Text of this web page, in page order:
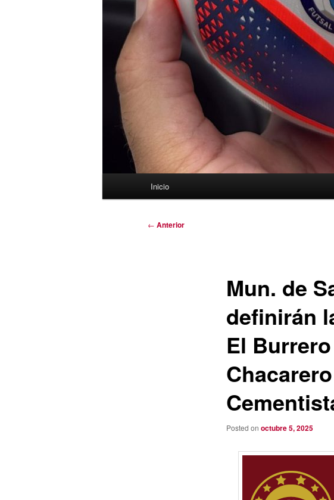
Inicio
Navegación
← Anterior
Mun. de
definirán
El
Posted on octubre 5, 2025